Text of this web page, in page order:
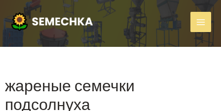
жареные семечки
подсолнуха